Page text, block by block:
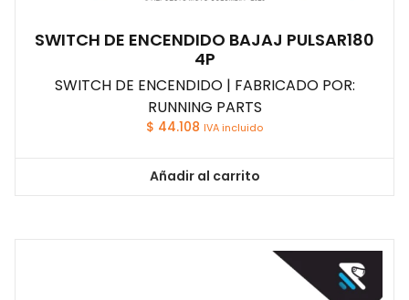
SWITCH DE ENCENDIDO BAJAJ PULSAR180
4P
SWITCH DE ENCENDIDO | FABRICADO POR:
RUNNING PARTS
$ 44.108 IVA incluido
Añadir al carrito